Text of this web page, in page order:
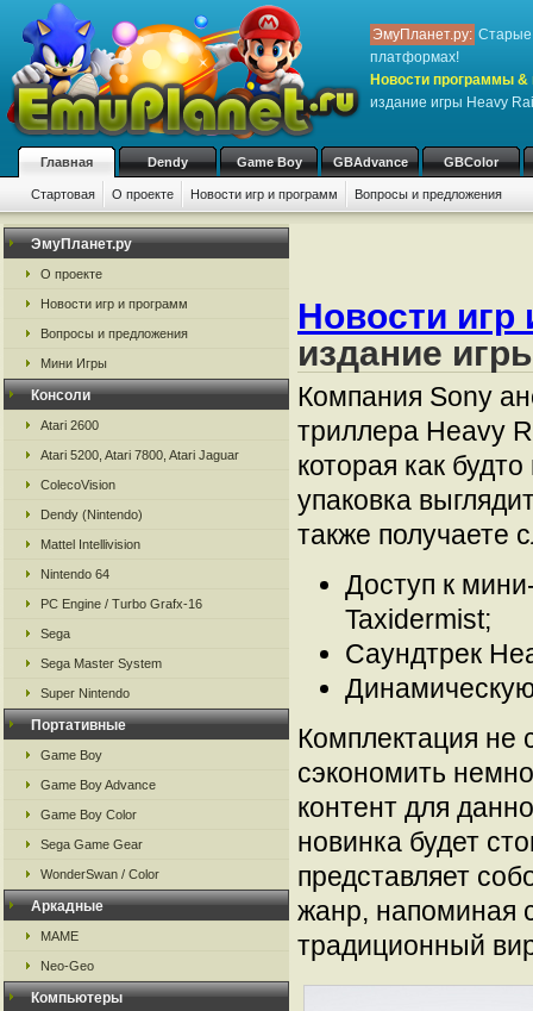
ЭмуПланет.ру: Старые
платформах!
Новости программы &
издание игры Heavy
Главная Dendy Game Boy GBAdvance GBColor
Стартовая О проекте Новости игр и программ Вопросы и предложения
ЭмуПланет.ру
О проекте
Новости игр и программ
Вопросы и предложения
Мини Игры
Консоли
Atari 2600
Atari 5200, Atari 7800, Atari Jaguar
ColecoVision
Dendy (Nintendo)
Mattel Intellivision
Nintendo 64
PC Engine / Turbo Grafx-16
Sega
Sega Master System
Super Nintendo
Портативные
Game Boy
Game Boy Advance
Game Boy Color
Sega Game Gear
WonderSwan / Color
Аркадные
MAME
Neo-Geo
Компьютеры
Новости игр
издание
Компания Sony
триллера Heavy
которая как
упаковка
также получаете
Доступ к
Taxidermist;
Саундтрек
Комплектация не
сэкономить
контент для
новинка будет
представляет
жанр, напоминая
традиционный